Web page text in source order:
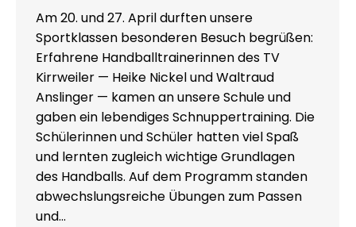
Am 20. und 27. April durften unsere
Sportklassen besonderen Besuch begrüßen:
Erfahrene Handballtrainerinnen des TV
Kirrweiler — Heike Nickel und Waltraud
Anslinger — kamen an unsere Schule und
gaben ein lebendiges Schnuppertraining. Die
Schülerinnen und Schüler hatten viel Spaß
und lernten zugleich wichtige Grundlagen
des Handballs. Auf dem Programm standen
abwechslungsreiche Übungen zum Passen
und…